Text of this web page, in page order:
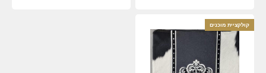
קולקציית מוכנים